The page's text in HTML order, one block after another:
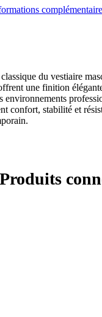
du vestiaire
une finition
confort, stabilité et
Produits